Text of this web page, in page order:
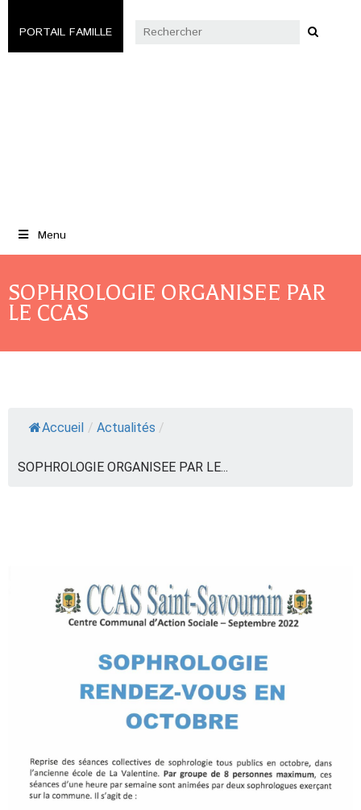
PORTAIL FAMILLE
Menu
SOPHROLOGIE ORGANISEE PAR
LE CCAS
Accueil / Actualités /
SOPHROLOGIE ORGANISEE PAR LE...